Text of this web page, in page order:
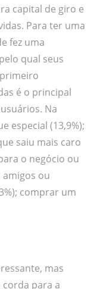
capital de giro e
Para ter uma
fez uma
qual seus
é o principal
Na
especial (13,9%);
saiu mais caro
o negócio ou
amigos ou
comprar um
mas
para a